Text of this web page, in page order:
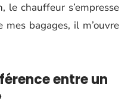
le chauffeur s’empresse
mes bagages, il m’ouvre
entre un